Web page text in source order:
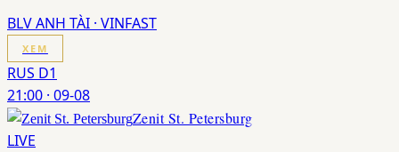
BLV ANH TÀI · VINFAST
XEM
RUS D1
21:00 · 09-08
Zenit St. Petersburg
LIVE